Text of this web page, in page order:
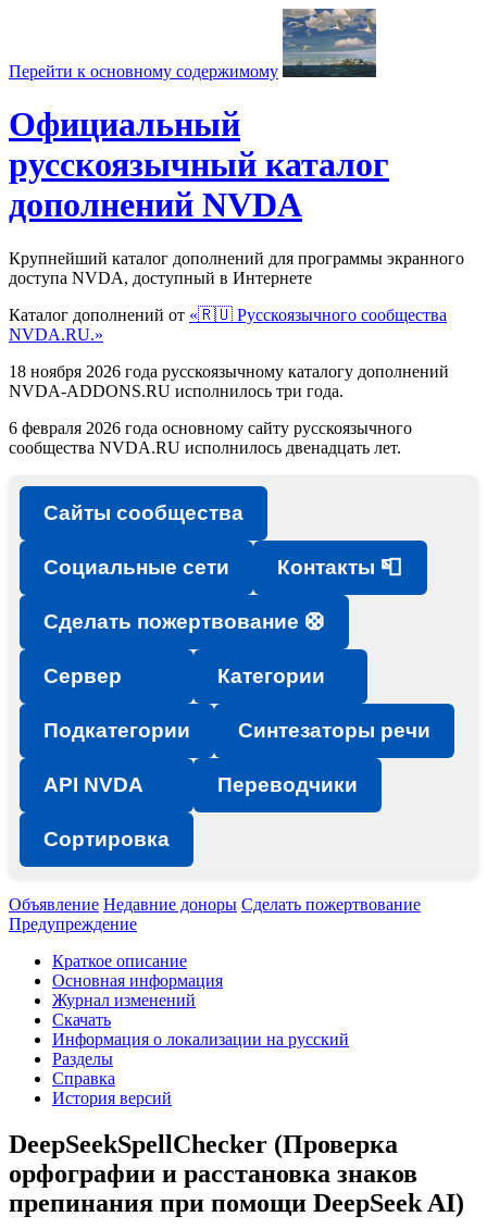
Перейти к основному содержимому
Официальный
русскоязычный каталог
дополнений NVDA
Крупнейший каталог дополнений для программы экранного
доступа NVDA, доступный в Интернете
Каталог дополнений от «🇷🇺 Русскоязычного сообщества
NVDA.RU.»
18 ноября 2026 года русскоязычному каталогу дополнений
NVDA-ADDONS.RU исполнилось три года.
6 февраля 2026 года основному сайту русскоязычного
сообщества NVDA.RU исполнилось двенадцать лет.
Сайты сообщества
Социальные сети Контакты 📮
Сделать пожертвование 🛟
Сервер Категории
Подкатегории Синтезаторы речи
API NVDA Переводчики
Сортировка
Объявление Недавние доноры Сделать пожертвование
Предупреждение
Краткое описание
Основная информация
Журнал изменений
Скачать
Информация о локализации на русский
Разделы
Справка
История версий
DeepSeekSpellChecker (Проверка
орфографии и расстановка знаков
препинания при помощи DeepSeek AI)